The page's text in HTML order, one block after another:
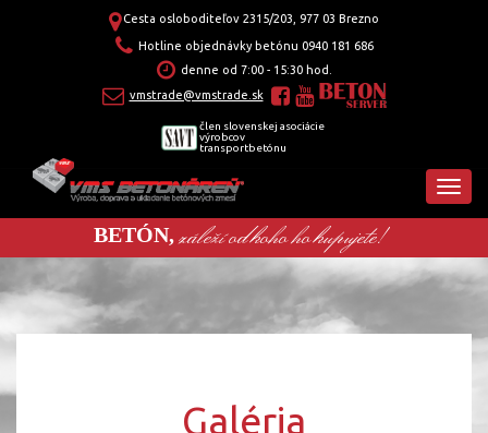
Cesta osloboditeľov 2315/203, 977 03 Brezno
Hotline objednávky betónu 0940 181 686
denne od 7:00 - 15:30 hod.
vmstrade@vmstrade.sk
člen slovenskej asociácie
výrobcov
transportbetónu
BETÓN,záleží od koho ho kupujete!
Galéria